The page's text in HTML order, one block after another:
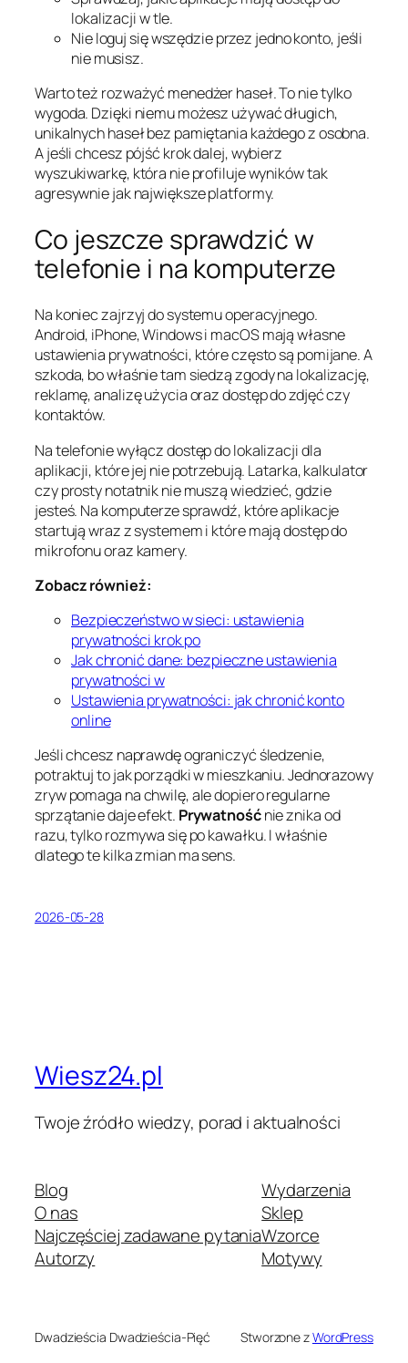
lokalizacji w tle.
Nie loguj się wszędzie przez jedno konto, jeśli
nie musisz.
Warto też rozważyć menedżer haseł. To nie tylko
wygoda. Dzięki niemu możesz używać długich,
unikalnych haseł bez pamiętania każdego z osobna.
A jeśli chcesz pójść krok dalej, wybierz
wyszukiwarkę, która nie profiluje wyników tak
agresywnie jak największe platformy.
Co jeszcze sprawdzić w
telefonie i na komputerze
Na koniec zajrzyj do systemu operacyjnego.
Android, iPhone, Windows i macOS mają własne
ustawienia prywatności, które często są pomijane. A
szkoda, bo właśnie tam siedzą zgody na lokalizację,
reklamę, analizę użycia oraz dostęp do zdjęć czy
kontaktów.
Na telefonie wyłącz dostęp do lokalizacji dla
aplikacji, które jej nie potrzebują. Latarka, kalkulator
czy prosty notatnik nie muszą wiedzieć, gdzie
jesteś. Na komputerze sprawdź, które aplikacje
startują wraz z systemem i które mają dostęp do
mikrofonu oraz kamery.
Zobacz również:
Bezpieczeństwo w sieci: ustawienia
prywatności krok po
Jak chronić dane: bezpieczne ustawienia
prywatności w
Ustawienia prywatności: jak chronić konto
online
Jeśli chcesz naprawdę ograniczyć śledzenie,
potraktuj to jak porządki w mieszkaniu. Jednorazowy
zryw pomaga na chwilę, ale dopiero regularne
sprzątanie daje efekt. Prywatnośćnie znika od
razu, tylko rozmywa się po kawałku. I właśnie
dlatego te kilka zmian ma sens.
2026-05-28
Wiesz24.pl
Twoje źródło wiedzy, porad i aktualności
Blog
O nas
Najczęściej zadawane pytania
Autorzy
Wydarzenia
Sklep
Wzorce
Motywy
Dwadzieścia Dwadzieścia-Pięć Stworzone zWordPress